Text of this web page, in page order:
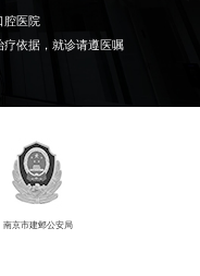
腔医院
疗依据，就诊请遵医嘱
南京市建邺公安局